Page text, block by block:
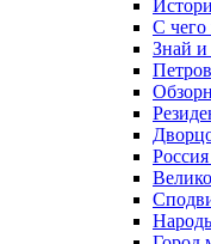
С чего
Знай